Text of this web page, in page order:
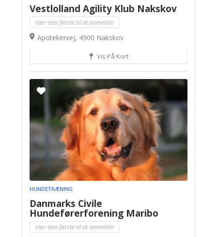
Vestlolland Agility Klub Nakskov
Vær den første til at anmelde!
Apotekervej, 4900 Nakskov
Vis På Kort
HUNDETRÆNING
Danmarks Civile
Hundeførerforening Maribo
Vær den første til at anmelde!